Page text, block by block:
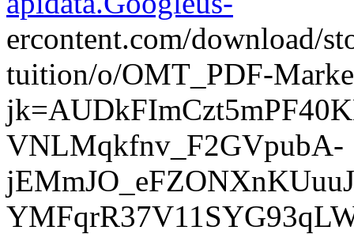
ercontent.com/download/
tuition/o/OMT_PDF-
VNLMqkfnv_F2GVpubA-